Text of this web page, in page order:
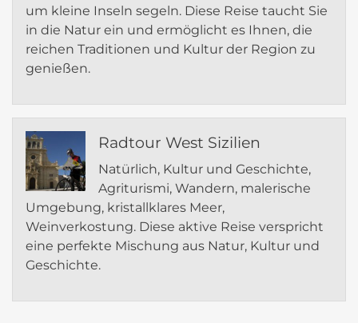
um kleine Inseln segeln. Diese Reise taucht Sie
in die Natur ein und ermöglicht es Ihnen, die
reichen Traditionen und Kultur der Region zu
genießen.
Radtour West Sizilien
Natürlich, Kultur und Geschichte,
Agriturismi, Wandern, malerische
Umgebung, kristallklares Meer,
Weinverkostung. Diese aktive Reise verspricht
eine perfekte Mischung aus Natur, Kultur und
Geschichte.